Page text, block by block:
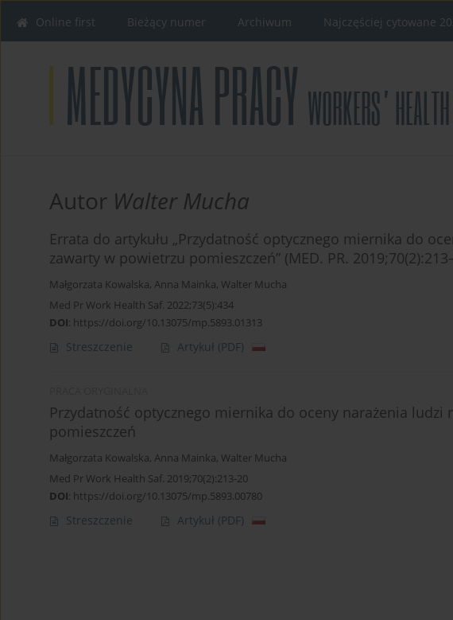
Online first Bieżący numer Archiwum Najczęściej cytowane
Autor Walter Mucha
Errata do artykułu „Przydatność optycznego miernika do
zawarty w powietrzu pomieszczeń” (MED. PR.
Małgorzata Kowalska, Anna Mainka, Walter Mucha
Med Pr Work Health Saf. 2022;73(5):434
DOI: https://doi.org/10.13075/mp.5893.01313
Streszczenie Artykuł (PDF)
Przydatność optycznego miernika do oceny narażenia ludzi
pomieszczeń
Małgorzata Kowalska, Anna Mainka, Walter Mucha
Med Pr Work Health Saf. 2019;70(2):213-20
DOI: https://doi.org/10.13075/mp.5893.00780
Streszczenie Artykuł (PDF)